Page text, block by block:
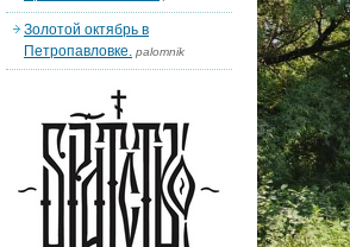
Золотой октябрь в
Петропавловке. palomnik